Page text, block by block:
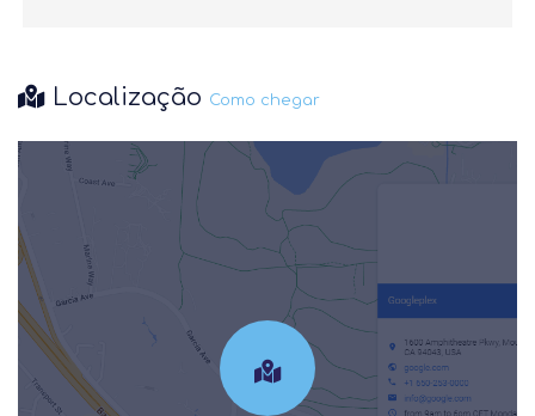
Localização Como chegar